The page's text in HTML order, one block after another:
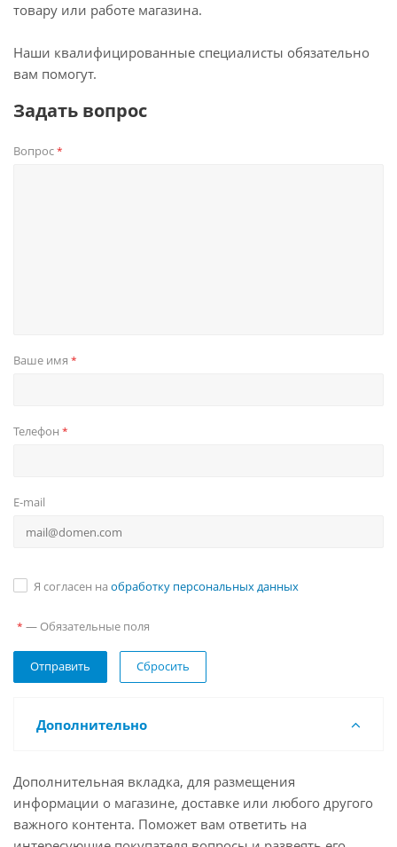
товару или работе магазина.
Наши квалифицированные специалисты обязательно
вам помогут.
Задать вопрос
Вопрос*
Ваше имя *
Телефон *
E-mail
Я согласен на обработку персональных данных
* — Обязательные поля
Сбросить
Дополнительно
Дополнительная вкладка, для размещения
информации о магазине, доставке или любого другого
важного контента. Поможет вам ответить на